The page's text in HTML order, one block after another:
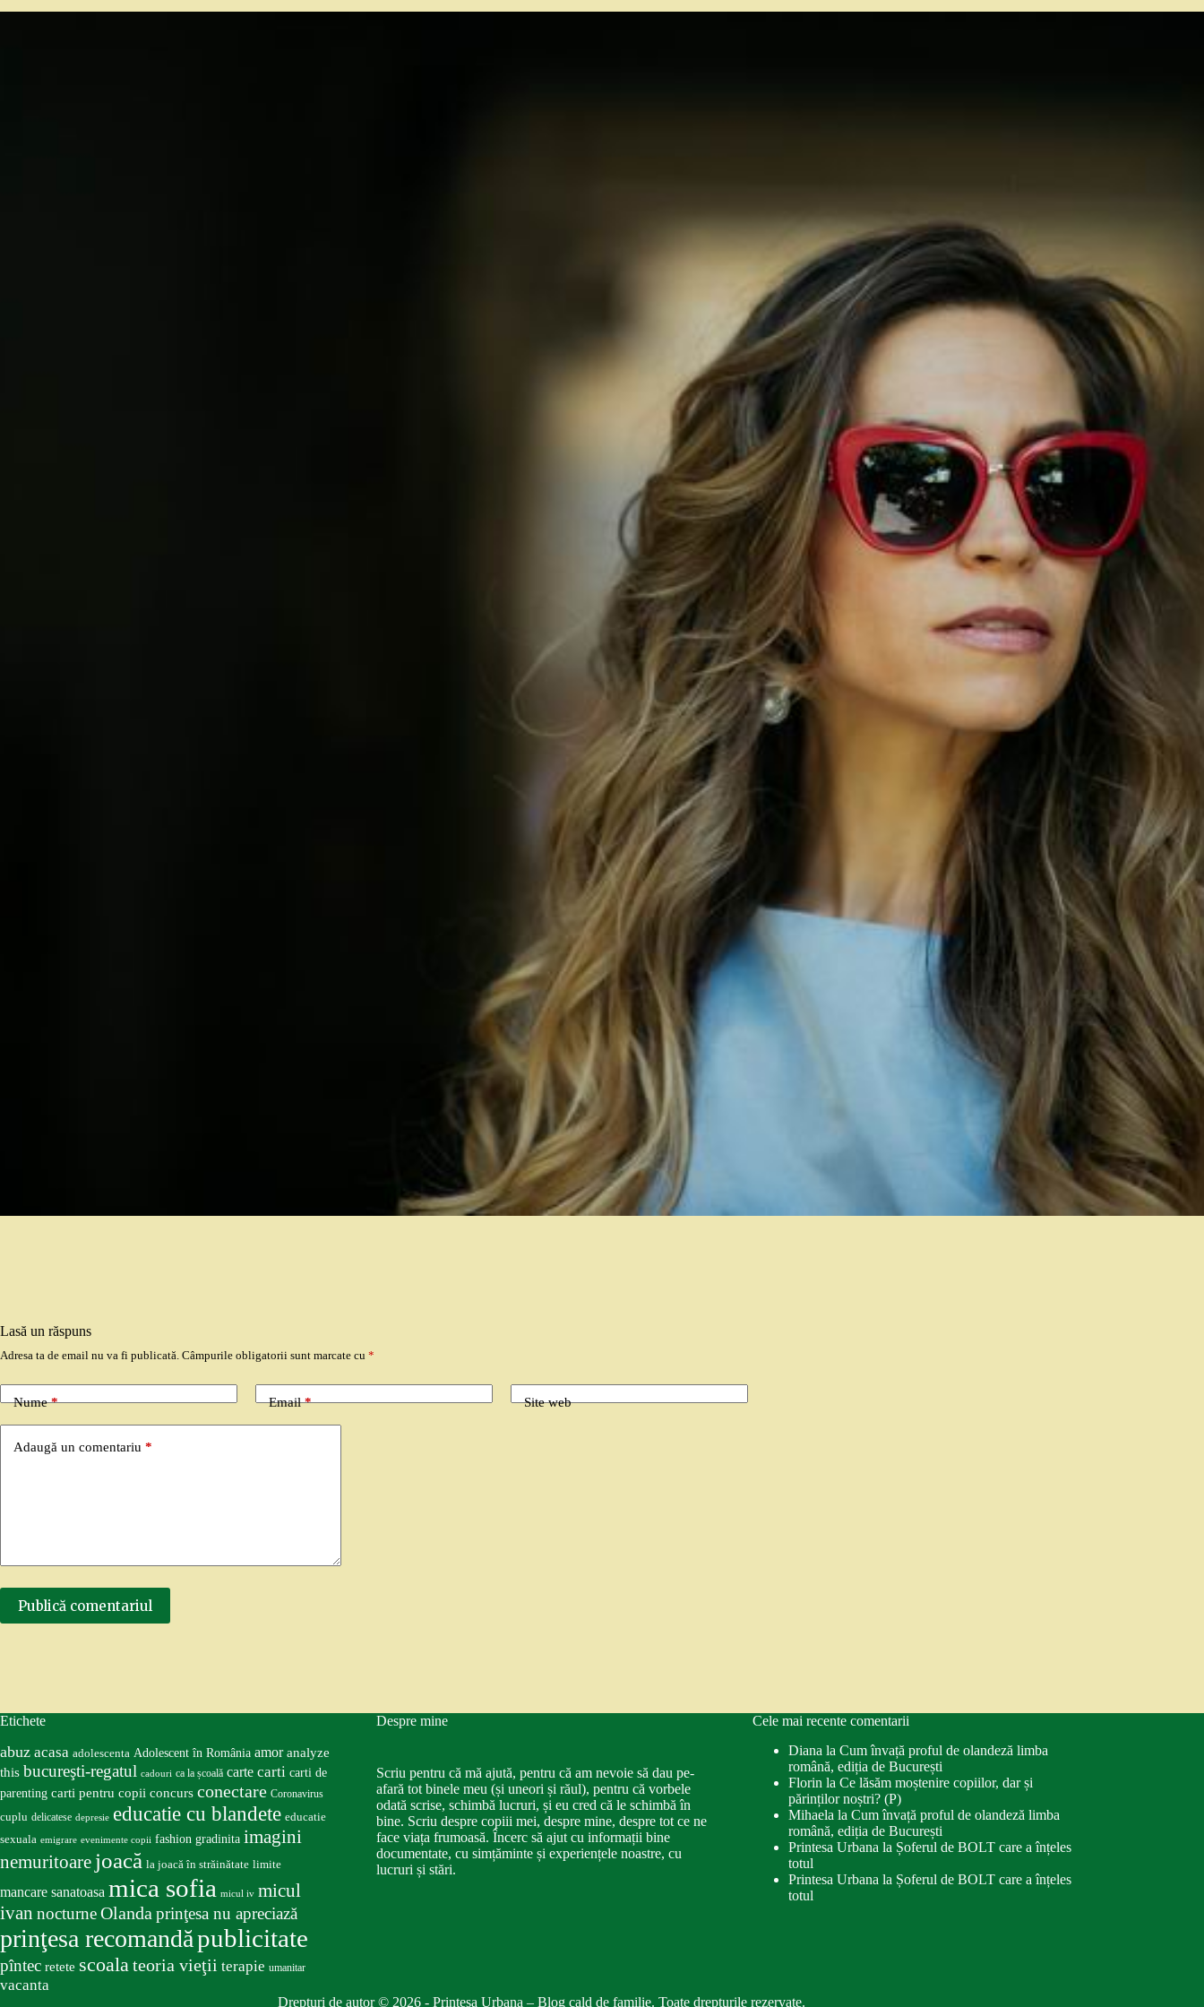
Lasă un răspuns
Adresa ta de email nu va fi publicată. Câmpurile obligatorii sunt marcate cu *
Nume* Email* Site web
Adaugă un comentariu *
Publică comentariul
Etichete
abuz acasa adolescenta Adolescent în România amor analyze
this bucureşti-regatul cadouri ca la școală carte carti carti de
parenting carti pentru copii concurs conectare Coronavirus
cuplu delicatese depresie educatie cu blandete educatie
sexuala emigrare evenimente copii fashion gradinita imagini
nemuritoare joacă la joacă în străinătate limite
mancare sanatoasa mica sofia micul iv micul
ivan nocturneOlanda prinţesa nu apreciază
prinţesa recomandăpublicitate
pîntec retete scoalateoria vieţii terapie umanitar
vacanta
Despre mine
Scriu pentru că mă ajută, pentru că am nevoie să dau pe-
afară tot binele meu (și uneori și răul), pentru că vorbele
odată scrise, schimbă lucruri, și eu cred că le schimbă în
bine. Scriu despre copiii mei, despre mine, despre tot ce ne
face viața frumoasă. Încerc să ajut cu informații bine
documentate, cu simțăminte și experiențele noastre, cu
lucruri și stări.
Cele mai recente comentarii
Diana la Cum învață proful de olandeză limba
română, ediția de București
Florin la Ce lăsăm moștenire copiilor, dar și
părinților noștri? (P)
Mihaela la Cum învață proful de olandeză limba
română, ediția de București
Printesa Urbana la Șoferul de BOLT care a înțeles
totul
Printesa Urbana la Șoferul de BOLT care a înțeles
totul
Drepturi de autor © 2026 - Printesa Urbana – Blog cald de familie. Toate drepturile rezervate.